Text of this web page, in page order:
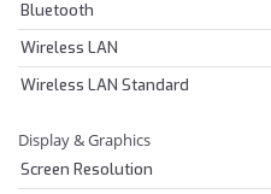
Bluetooth
Wireless LAN
Wireless LAN Standard
Display & Graphics
Screen Resolution